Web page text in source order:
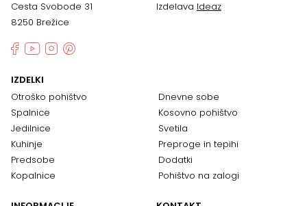
Cesta Svobode 31
8250 Brežice
Izdelava Ideaz
IZDELKI
Otroško pohištvo
Spalnice
Jedilnice
Kuhinje
Predsobe
Kopalnice
Dnevne sobe
Kosovno pohištvo
Svetila
Preproge in tepihi
Dodatki
Pohištvo na zalogi